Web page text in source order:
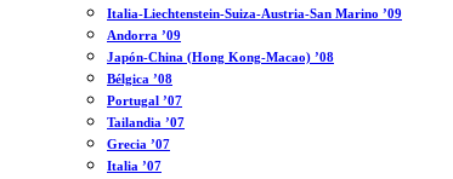
Italia-Liechtenstein-Suiza-Austria-San Marino ’09
Andorra ’09
Japón-China (Hong Kong-Macao) ’08
Bélgica ’08
Portugal ’07
Tailandia ’07
Grecia ’07
Italia ’07